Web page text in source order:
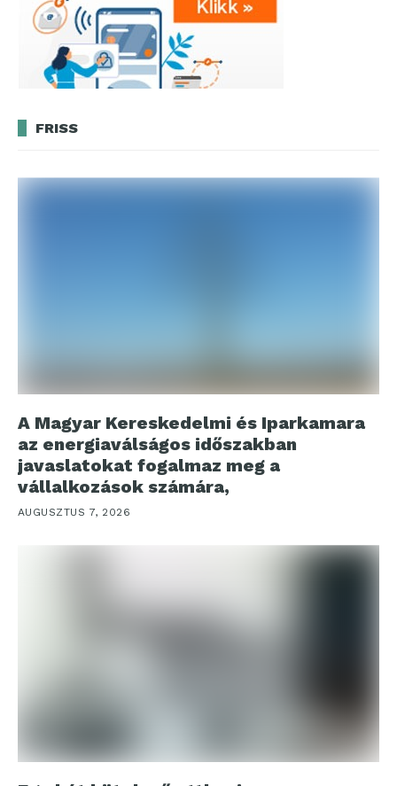
FRISS
A Magyar Kereskedelmi és Iparkamara
az energiaválságos időszakban
javaslatokat fogalmaz meg a
vállalkozások számára,
AUGUSZTUS 7, 2026